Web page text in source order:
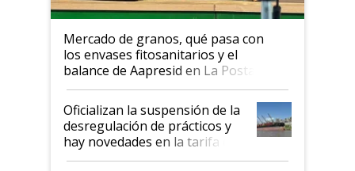
Mercado de granos, qué pasa con
los envases fitosanitarios y el
balance de Aapresid en La Posta
Oficializan la suspensión de la
desregulación de prácticos y
hay novedades en la tarifa de
la hidrovía